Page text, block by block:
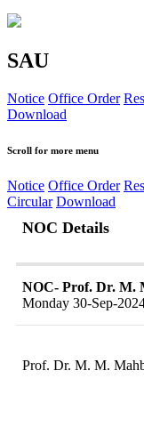
SAU
Notice Office Order
Download
Scroll for more menu
Notice Office Order
Circular Download
NOC Details
NOC- Prof. Dr. M.
Monday 30-Sep-
Prof. Dr. M. M.